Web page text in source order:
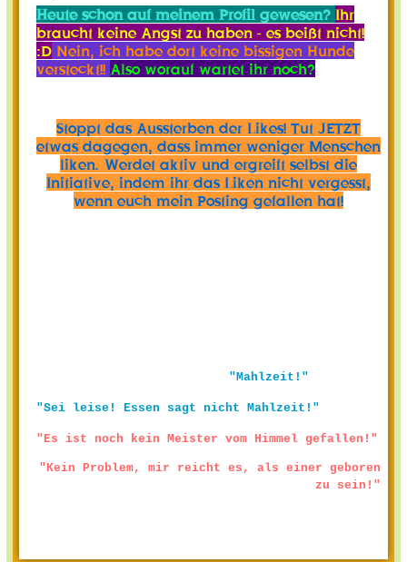
Heute schon auf meinem Profil gewesen? Ihr
braucht keine Angst zu haben - es beißt nicht!
:D Nein, ich habe dort keine bissigen Hunde
versteckt!! Also worauf wartet ihr noch?
Stoppt das Aussterben der Likes! Tut JETZT
etwas dagegen, dass immer weniger Menschen
liken. Werdet aktiv und ergreift selbst die
Initiative, indem ihr das Liken nicht vergesst,
wenn euch mein Posting gefallen hat!
"Mahlzeit!"
"Sei leise! Essen sagt nicht Mahlzeit!"
"Es ist noch kein Meister vom Himmel gefallen!"
"Kein Problem, mir reicht es, als einer geboren
zu sein!"